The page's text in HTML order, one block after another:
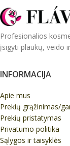
Profesionalios
įsigyti plaukų, veido
INFORMACIJA
Apie mus
Prekių grąžinimas/
Prekių pristatymas
Privatumo politika
Sąlygos ir taisyklės